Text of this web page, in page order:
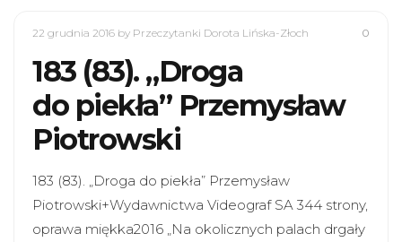
22 grudnia 2016 by Przeczytanki Dorota Lińska-Złoch 0
183 (83). „Droga
do piekła” Przemysław
Piotrowski
183 (83). „Droga do piekła” Przemysław
Piotrowski+Wydawnictwa Videograf SA 344 strony,
oprawa miękka2016 „Na okolicznych palach drgały